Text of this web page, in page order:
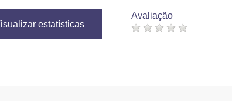
estatísticas
Avaliação